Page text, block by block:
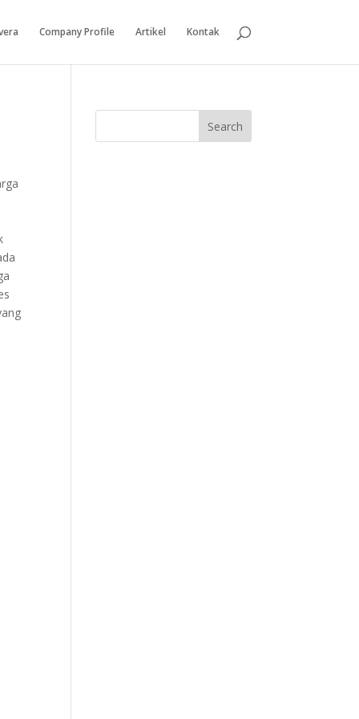
Company Profile Artikel Kontak